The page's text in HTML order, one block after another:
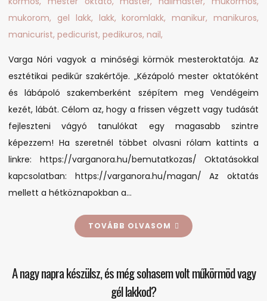
Varga Nóri vagyok a minőségi körmök mesteroktatója. Az
esztétikai pedikűr szakértője. „Kézápoló mester oktatóként
és lábápoló szakemberként szépítem meg Vendégeim
kezét, lábát. Célom az, hogy a frissen végzett vagy tudását
fejleszteni vágyó tanulókat egy magasabb szintre
képezzem! Ha szeretnél többet olvasni rólam kattints a
linkre: https://varganora.hu/bemutatkozas/ Oktatásokkal
kapcsolatban: https://varganora.hu/magan/ Az oktatás
mellett a hétköznapokban a…
TOVÁBB OLVASOM
A nagy napra készülsz, és még sohasem volt műkörmöd vagy
gél lakkod?